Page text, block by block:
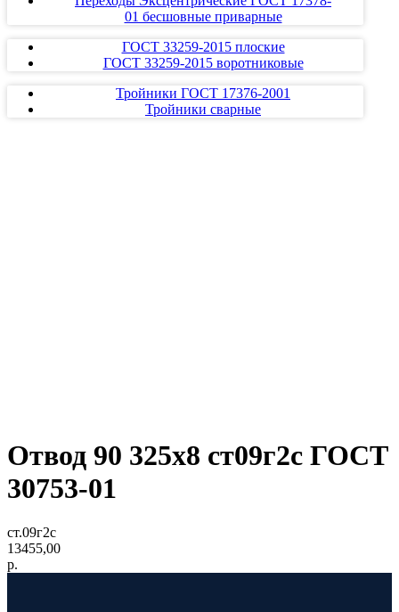
01 бесшовные приварные
ГОСТ 33259-2015 плоские
ГОСТ 33259-2015 воротниковые
Тройники ГОСТ 17376-2001
Тройники сварные
Отвод 90 325x8 ст09г2с ГОСТ
30753-01
ст.09г2с
13455,00
р.